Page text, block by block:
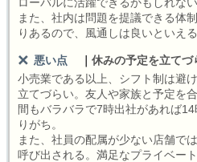
また、社内は問題を提議できる体
りあるので、風通しは良いといえる
悪い点
休みの予定を立てづ
小売業である以上、シフト制は避
立てづらい。友人や家族と予定を
間もバラバラで7時出社があれば
りがち。
また、社員の配属が少ない店舗で
呼び出される。満足なプライベー